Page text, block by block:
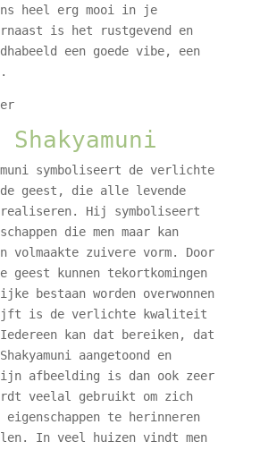
heel erg mooi in je
is het rustgevend en
een goede vibe, een
Shakyamuni
symboliseert de verlichte
geest, die alle levende
realiseren. Hij symboliseert
die men maar kan
volmaakte zuivere vorm. Door
geest kunnen tekortkomingen
bestaan worden overwonnen
is de verlichte kwaliteit
kan dat bereiken, dat
aangetoond en
afbeelding is dan ook zeer
veelal gebruikt om zich
te herinneren
In veel huizen vindt men